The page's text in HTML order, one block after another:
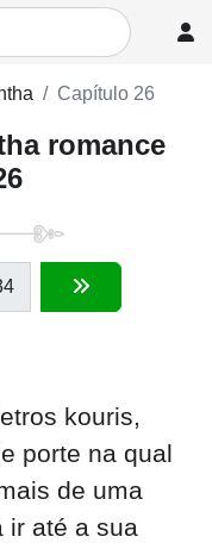
Capítulo 26
romance
kouris,
porte na qual
de uma
ir até a sua